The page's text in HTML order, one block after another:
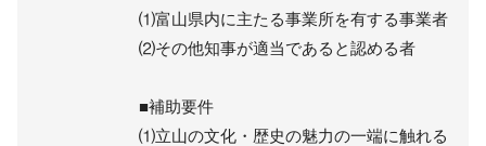
⑴富山県内に主たる事業所を有する事業者
⑵その他知事が適当であると認める者
■補助要件
⑴立山の文化・歴史の魅力の一端に触れる